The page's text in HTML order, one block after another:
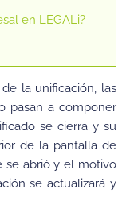
en LEGALi?
la unificación, las
pasan a componer
se cierra y su
de la pantalla de
se abrió y el motivo
se actualizará y